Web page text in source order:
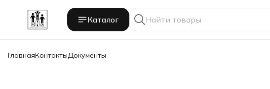
Каталог
ГлавнаяКонтактыДокументы